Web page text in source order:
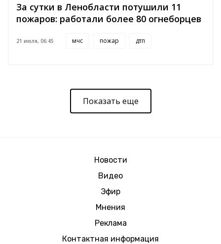
За сутки в Ленобласти потушили 11
пожаров: работали более 80 огнеборцев
21 июля, 06:45 мчс пожар дтп
Показать еще
Новости
Видео
Эфир
Мнения
Реклама
Контактная информация